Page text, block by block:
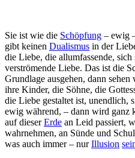
Sie ist wie die Schöpfung – ewig
gibt keinen Dualismus in der
die Liebe, die allumfassende, sich
verströmende Liebe. Das ist die
Grundlage ausgehen, dann
ihre Kinder, die Söhne, die
die Liebe gestaltet ist, unendlich,
ewig während, – dann wird ganz
auf dieserErde an Leid passiert,
wahrnehmen, an Sünde und
was auch immer – nurIllusion